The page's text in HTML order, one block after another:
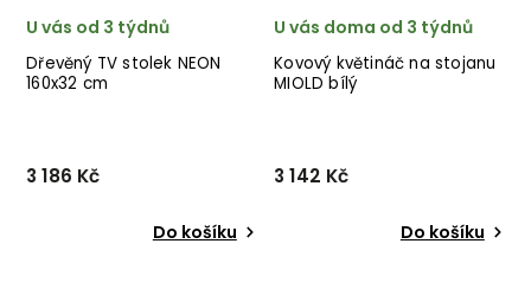
Dřevěný TV stolek NEON
160x32 cm
U vás od 3 týdnů
3 186 Kč
Do košíku
Kovový květináč na stojanu
MIOLD bílý
U vás doma od 3 týdnů
3 142 Kč
Do košíku